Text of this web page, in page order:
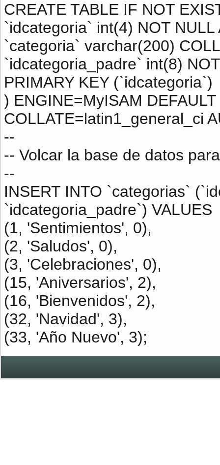
CREATE TABLE IF NOT
`idcategoria` int(4) NOT NULL
`categoria` varchar(200)
`idcategoria_padre` int(8)
PRIMARY KEY (`idcategoria`)
) ENGINE=MyISAM
COLLATE=latin1_general_ci
--
-- Volcar la base de datos
--
INSERT INTO `categorias`
`idcategoria_padre`) VALUES
(1, 'Sentimientos', 0),
(2, 'Saludos', 0),
(3, 'Celebraciones', 0),
(15, 'Aniversarios', 2),
(16, 'Bienvenidos', 2),
(32, 'Navidad', 3),
(33, 'Año Nuevo', 3);